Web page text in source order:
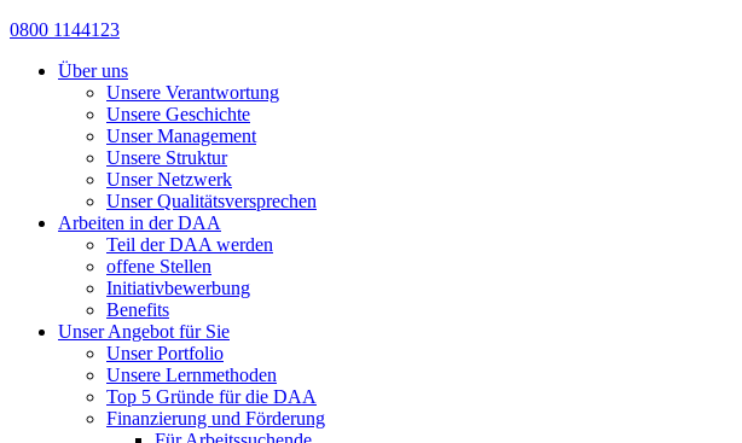
0800 1144123
Über uns
Unsere Verantwortung
Unsere Geschichte
Unser Management
Unsere Struktur
Unser Netzwerk
Unser Qualitätsversprechen
Arbeiten in der DAA
Teil der DAA werden
offene Stellen
Initiativbewerbung
Benefits
Unser Angebot für Sie
Unser Portfolio
Unsere Lernmethoden
Top 5 Gründe für die DAA
Finanzierung und Förderung